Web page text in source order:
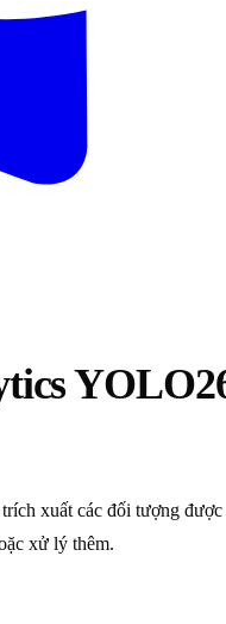
xuất các đối tượng
xử lý thêm.